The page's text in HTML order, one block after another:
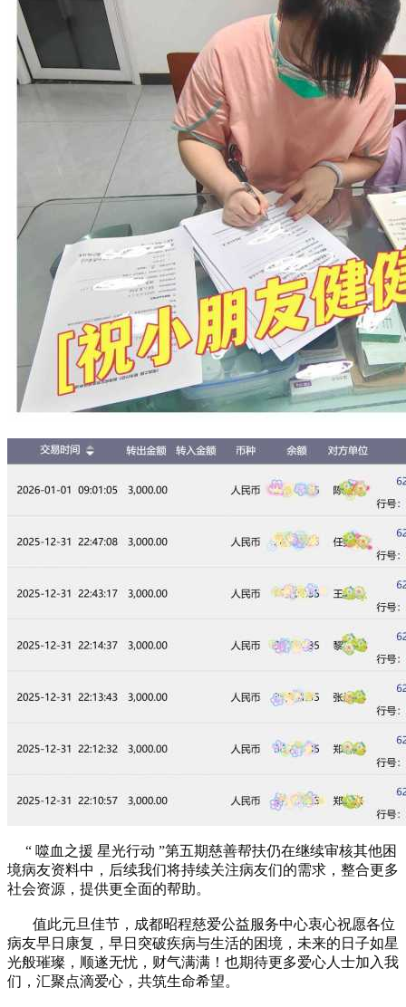
“ 噬血之援 星光行动 ”第五期慈善帮扶仍在继续审核其他困
境病友资料中，后续我们将持续关注病友们的需求，整合更多
社会资源，提供更全面的帮助。
值此元旦佳节，成都昭程慈爱公益服务中心衷心祝愿各位
病友早日康复，早日突破疾病与生活的困境，未来的日子如星
光般璀璨，顺遂无忧，财气满满！也期待更多爱心人士加入我
们，汇聚点滴爱心，共筑生命希望。